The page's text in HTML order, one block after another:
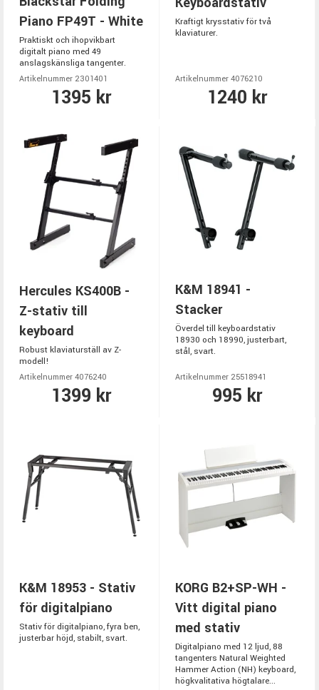
Piano FP49T - White
Praktiskt och ihopvikbart
digitalt piano med 49
anslagskänsliga tangenter.
Artikelnummer 2301401
1395 kr
Kraftigt krysstativ för två
klaviaturer.
Artikelnummer 4076210
1240 kr
Hercules KS400B -
Z-stativ till
keyboard
Robust klaviaturställ av Z-
modell!
Artikelnummer 4076240
1399 kr
K&M 18941 -
Stacker
Överdel till keyboardstativ
18930 och 18990, justerbart,
stål, svart.
Artikelnummer 25518941
995 kr
K&M 18953 - Stativ
för digitalpiano
Stativ för digitalpiano, fyra ben,
justerbar höjd, stabilt, svart.
KORG B2+SP-WH -
Vitt digital piano
med stativ
Digitalpiano med 12 ljud, 88
tangenters Natural Weighted
Hammer Action (NH) keyboard,
högkvalitativa högtalare...